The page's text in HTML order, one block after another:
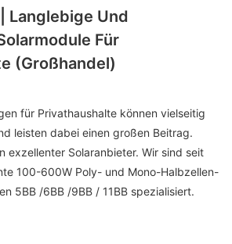
Langlebige Und
Für
(Großhandel)
für Privathaushalte können vielseitig
leisten dabei einen großen Beitrag.
exzellenter Solaranbieter. Wir sind seit
100-600W Poly- und Mono-Halbzellen-
5BB /6BB /9BB / 11BB spezialisiert.